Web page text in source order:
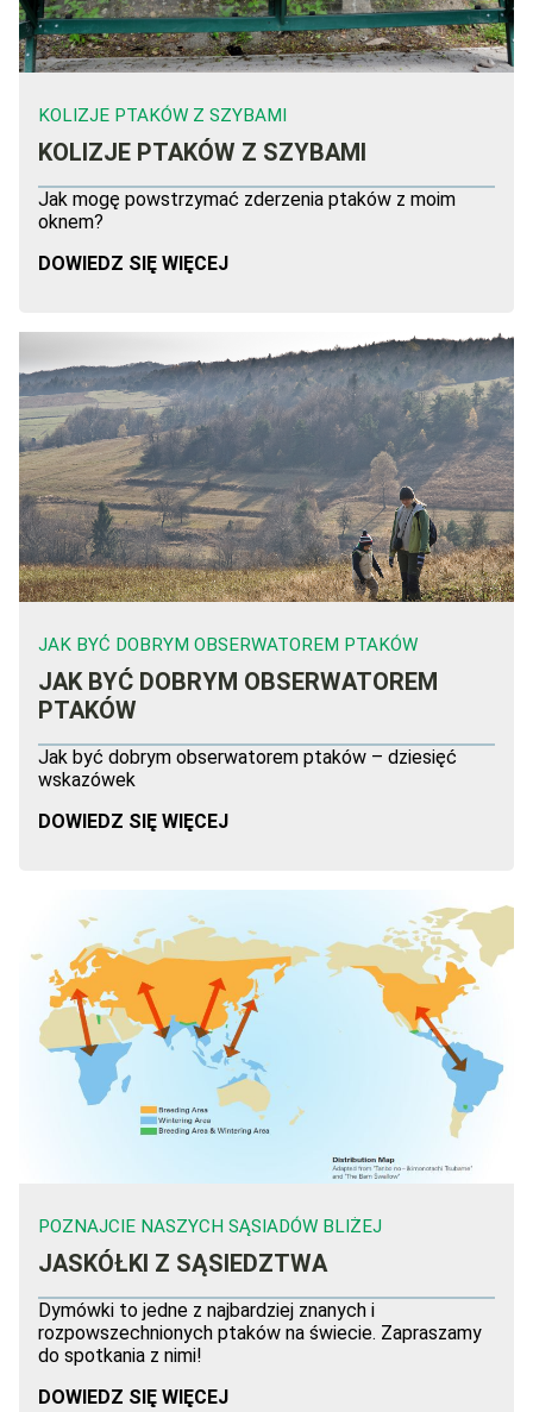
KOLIZJE PTAKÓW Z SZYBAMI
KOLIZJE PTAKÓW Z SZYBAMI
Jak mogę powstrzymać zderzenia ptaków z moim
oknem?
DOWIEDZ SIĘ WIĘCEJ
JAK BYĆ DOBRYM OBSERWATOREM PTAKÓW
JAK BYĆ DOBRYM OBSERWATOREM
PTAKÓW
Jak być dobrym obserwatorem ptaków – dziesięć
wskazówek
DOWIEDZ SIĘ WIĘCEJ
POZNAJCIE NASZYCH SĄSIADÓW BLIŻEJ
JASKÓŁKI Z SĄSIEDZTWA
Dymówki to jedne z najbardziej znanych i
rozpowszechnionych ptaków na świecie. Zapraszamy
do spotkania z nimi!
DOWIEDZ SIĘ WIĘCEJ